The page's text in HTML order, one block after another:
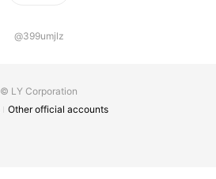
@399umjlz
© LY Corporation
Other official accounts